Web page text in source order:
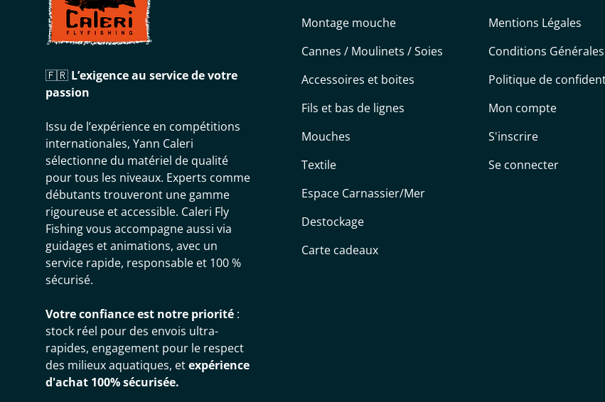
🇫🇷 L’exigence au service de votre
passion
Issu de l’expérience en compétitions
internationales, Yann Caleri
sélectionne du matériel de qualité
pour tous les niveaux. Experts comme
débutants trouveront une gamme
rigoureuse et accessible. Caleri Fly
Fishing vous accompagne aussi via
guidages et animations, avec un
service rapide, responsable et 100 %
sécurisé.
Votre confiance est notre priorité :
stock réel pour des envois ultra-
rapides, engagement pour le respect
des milieux aquatiques, etexpérience
d'achat 100% sécurisée.
Montage mouche
Cannes / Moulinets / Soies
Accessoires et boites
Fils et bas de lignes
Mouches
Textile
Espace Carnassier/Mer
Destockage
Carte cadeaux
Mentions Légales
Conditions
Politique de
Mon compte
S'inscrire
Se connecter